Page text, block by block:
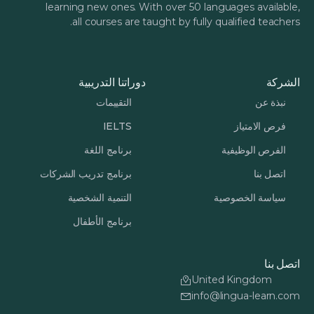
learning new ones. With over 50 languages available,
all courses are taught by fully qualified teachers.
الشركة
نبذة عن
فرص الامتياز
الفرص الوظيفية
اتصل بنا
سياسة الخصوصية
دوراتنا التدريبية
التقييمات
IELTS
برنامج اللغة
برنامج تدريب الشركات
التنمية الشخصية
برنامج الأطفال
اتصل بنا
United Kingdom
info@lingua-learn.com